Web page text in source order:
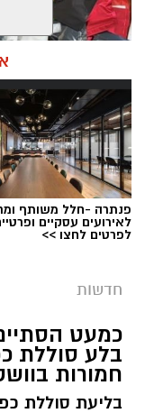
צילום: דוברות
מערכת ירושלים נט / 09:11
הסמים
פעילויות
פנתרה -חלל משותף
לאירועים עסקיים
לפרטים לחצו >>
חדשות
כמעט
בלע סוללת
חמורות
בליעת סוללת